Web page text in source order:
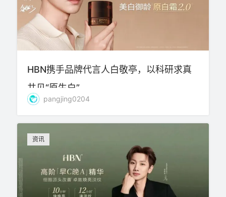
HBN携手品牌代言人白敬亭，以科研求真
共见“原生白”
pangjing0204
资讯